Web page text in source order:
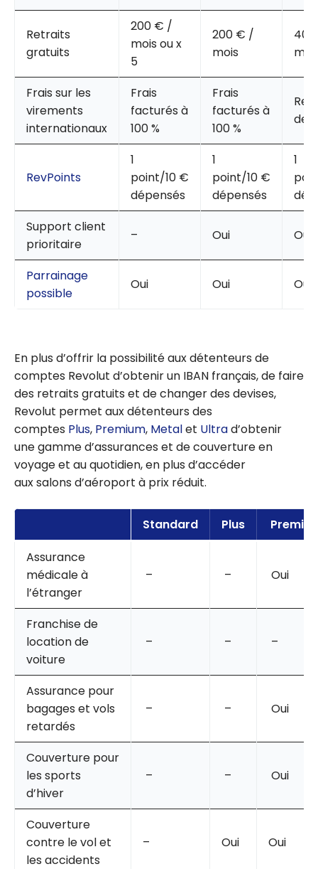
Retraits
gratuits
200 € /
mois ou x
5
200 € /
mois
Frais sur les
virements
internationaux
Frais
facturés à
100 %
Frais
facturés à
100 %
de
RevPoints
1
point/10 €
dépensés
1
point/10 €
dépensés
1
Support client
prioritaire
– Oui Oui
Parrainage
possible
Oui Oui Oui
En plus d’offrir la possibilité aux détenteurs de
comptes Revolut d’obtenir un IBAN français, de faire
des retraits gratuits et de changer des devises,
Revolut permet aux détenteurs des
comptes Plus, Premium, Metalet Ultrad’obtenir
une gamme d’assurances et de couverture en
voyage et au quotidien, en plus d’accéder
aux salons d’aéroport à prix réduit.
Standard Plus
Assurance
médicale à
l’étranger
– – Oui
Franchise de
location de
voiture
– – –
Assurance pour
bagages et vols
retardés
– – Oui
Couverture pour
les sports
d’hiver
– – Oui
Couverture
contre le vol et
les accidents
– Oui Oui